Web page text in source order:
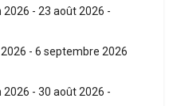
2026 - 23 août 2026 -
2026 - 6 septembre 2026
2026 - 30 août 2026 -